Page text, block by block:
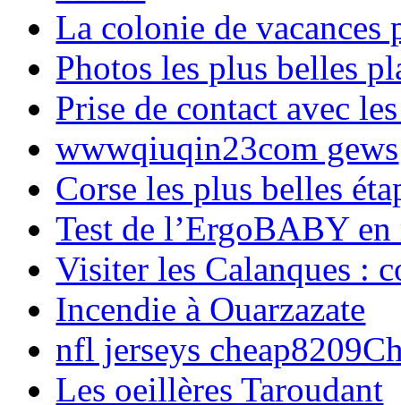
La colonie de vacances
Photos les plus belles
Prise de contact avec
wwwqiuqin23com gews
Corse les plus belles
Test de l’ErgoBABY en
Visiter les Calanques :
Incendie à Ouarzazate
nfl jerseys
Les oeillères Taroudant